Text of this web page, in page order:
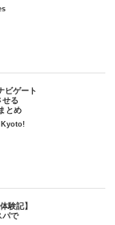
ビゲート
せる
とめ
験記】
パで